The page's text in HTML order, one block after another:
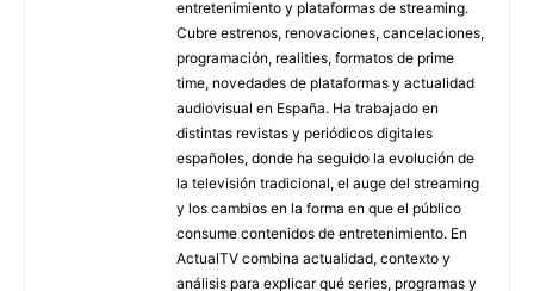
entretenimiento y plataformas de streaming.
Cubre estrenos, renovaciones, cancelaciones,
programación, realities, formatos de prime
time, novedades de plataformas y actualidad
audiovisual en España. Ha trabajado en
distintas revistas y periódicos digitales
españoles, donde ha seguido la evolución de
la televisión tradicional, el auge del streaming
y los cambios en la forma en que el público
consume contenidos de entretenimiento. En
ActualTV combina actualidad, contexto y
análisis para explicar qué series, programas y